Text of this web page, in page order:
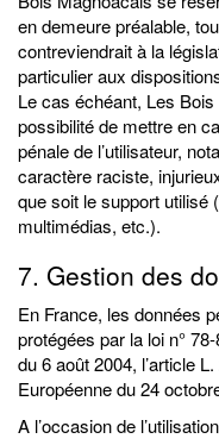
en demeure préalable,
contreviendrait à la
particulier aux
Le cas échéant, Les
possibilité de mettre en
pénale de l’utilisateur,
caractère raciste,
que soit le support utilisé
multimédias, etc.).
7. Gestion des
En France, les données
protégées par la loi n°
du 6 août 2004, l’article
Européenne du 24
A l’occasion de